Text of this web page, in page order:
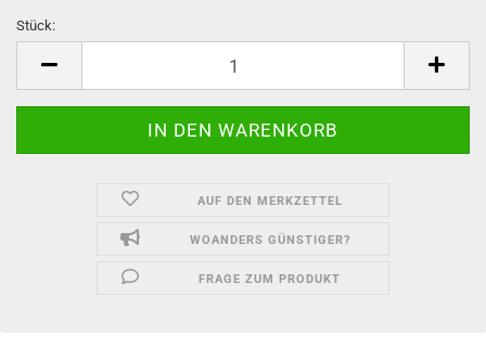
Stück:
AUF DEN MERKZETTEL
WOANDERS GÜNSTIGER?
FRAGE ZUM PRODUKT